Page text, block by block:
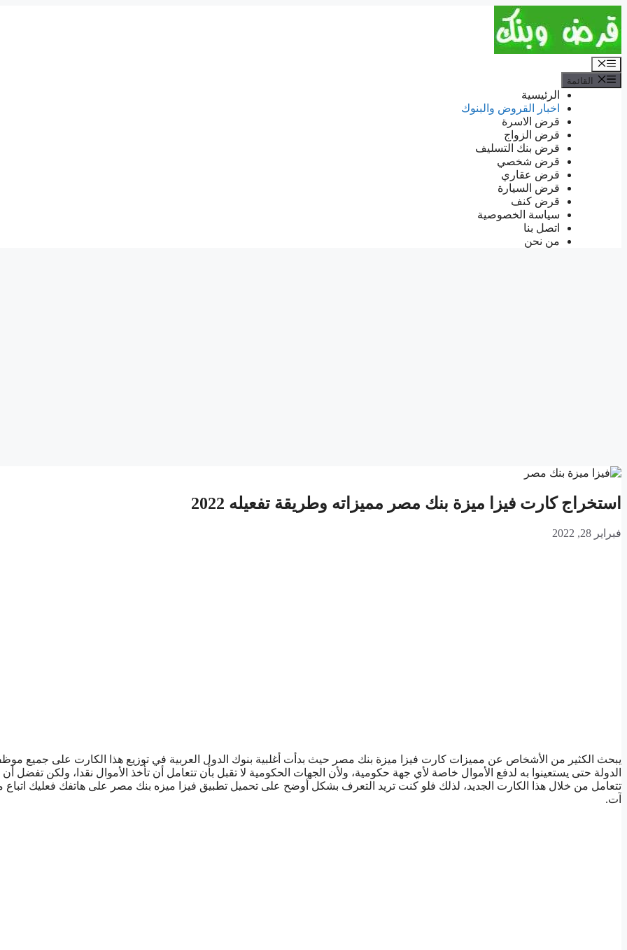
انتقل
إلى
المحتوى
القائمة
القائمة
الرئيسية
اخبار القروض والبنوك
قرض الاسرة
قرض الزواج
قرض بنك التسليف
قرض شخصي
قرض عقاري
قرض السيارة
قرض كنف
سياسة الخصوصية
اتصل بنا
من نحن
استخراج كارت فيزا ميزة بنك مصر مميزاته وطريقة تفعيله 2022
فبراير 28, 2022
يبحث الكثير من الأشخاص عن مميزات كارت فيزا ميزة بنك مصر حيث بدأت أغلبية بنوك الدول العربية في توزيع هذا الكارت على جميع
الدولة حتى يستعينوا به لدفع الأموال خاصة لأي جهة حكومية، ولأن الجهات الحكومية لا تقبل بأن تتعامل أن تأخذ الأموال نقدا، ولكن تفضل أن
تتعامل من خلال هذا الكارت الجديد، لذلك فلو كنت تريد التعرف بشكل أوضح على تحميل تطبيق فيزا ميزه بنك مصر على هاتفك فعليك اتباع
آت.